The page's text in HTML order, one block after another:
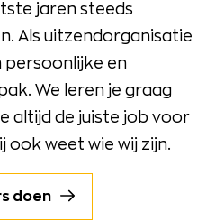
jaren steeds
Als uitzendorganisatie
persoonlijke en
We leren je graag
altijd de juiste job voor
ook weet wie wij zijn.
doen